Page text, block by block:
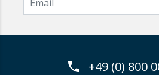
+49 (0) 800